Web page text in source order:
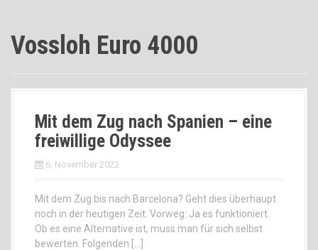
Vossloh Euro 4000
Mit dem Zug nach Spanien – eine
freiwillige Odyssee
6. November 2022
Mit dem Zug bis nach Barcelona? Geht dies überhaupt
noch in der heutigen Zeit. Vorweg: Ja es funktioniert.
Ob es eine Alternative ist, muss man für sich selbst
bewerten. Folgenden […]